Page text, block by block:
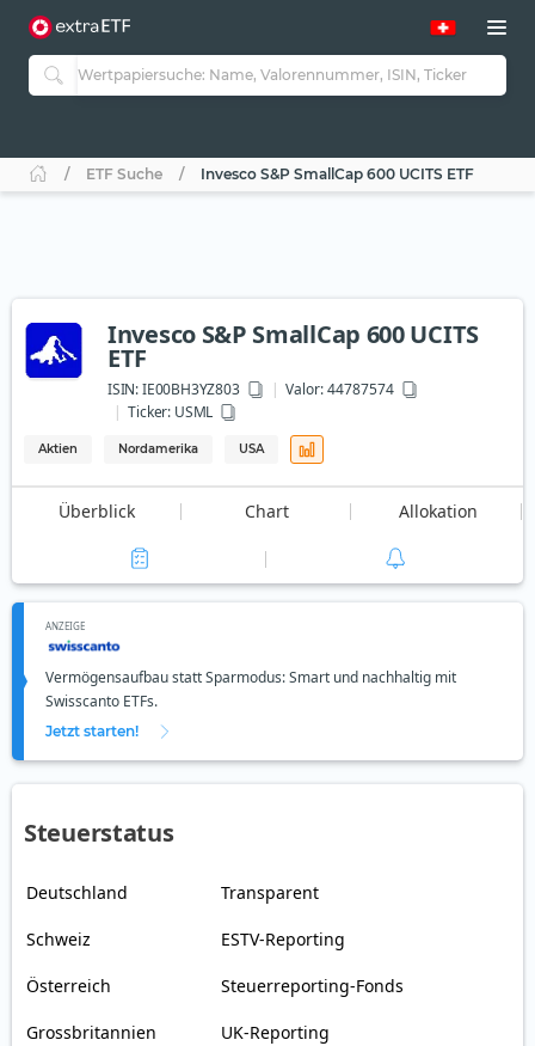
ETF Suche Invesco S&P SmallCap 600 UCITS ETF
Invesco S&P SmallCap 600 UCITS
ETF
ISIN:IE00BH3YZ803
Valor: 44787574
Ticker: USML
Aktien Nordamerika USA
Überblick Chart Allokation
ANZEIGE
Vermögensaufbau statt Sparmodus: Smart und nachhaltig mit
Swisscanto ETFs.
Jetzt starten!
Steuerstatus
Deutschland Transparent
Schweiz ESTV-Reporting
Österreich Steuerreporting-Fonds
Grossbritannien UK-Reporting